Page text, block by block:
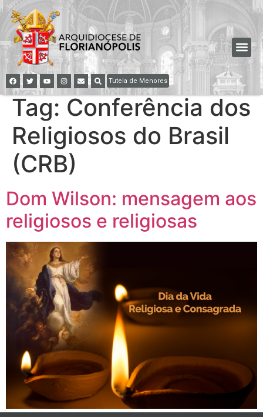
Tutela de Menores
Tag: Conferência dos
Religiosos do Brasil
(CRB)
Dom Wilson: mensagem aos
religiosos e religiosas